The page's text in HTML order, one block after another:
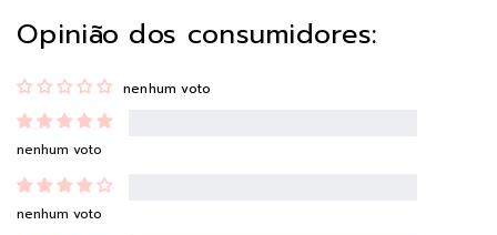
Opinião dos consumidores:
nenhum voto
nenhum voto
nenhum voto